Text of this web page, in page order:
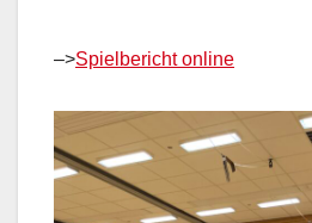
–>Spielbericht online